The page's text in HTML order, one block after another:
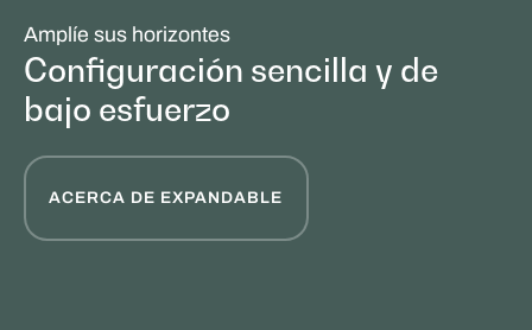
Amplíe sus horizontes
Configuración sencilla y de
bajo esfuerzo
ACERCA DE EXPANDABLE